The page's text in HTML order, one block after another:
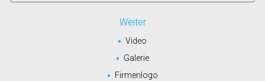
Weiter
Video
Galerie
Firmenlogo